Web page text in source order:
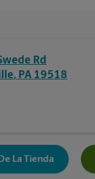
Rd
, PA 19518
La Tienda